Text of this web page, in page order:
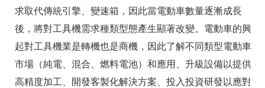
求取代傳統引擎、變速箱，因此當電動車數量逐漸成長
後，將對工具機需求種類型態產生顯著改變。電動車的興
起對工具機業是轉機也是商機，因此了解不同類型電動車
市場（純電、混合、燃料電池）和應用、升級設備以提供
高精度加工、開發客製化解決方案、投入投資研發以應對